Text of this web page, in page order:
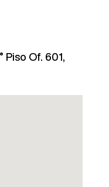
Piso Of. 601,